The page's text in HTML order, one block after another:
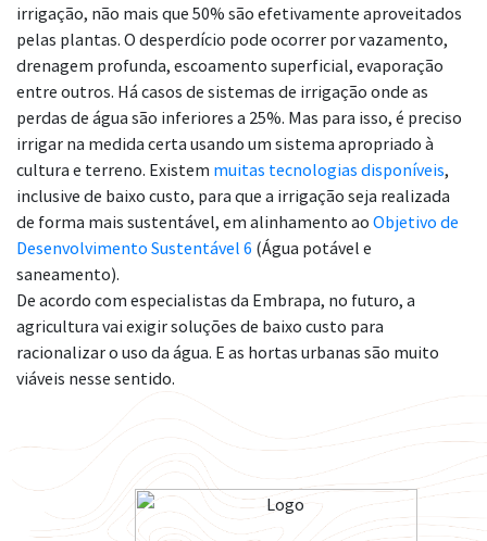
irrigação, não mais que 50% são efetivamente aproveitados
pelas plantas. O desperdício pode ocorrer por vazamento,
drenagem profunda, escoamento superficial, evaporação
entre outros. Há casos de sistemas de irrigação onde as
perdas de água são inferiores a 25%. Mas para isso, é preciso
irrigar na medida certa usando um sistema apropriado à
cultura e terreno. Existem muitas tecnologias disponíveis,
inclusive de baixo custo, para que a irrigação seja realizada
de forma mais sustentável, em alinhamento ao Objetivo de
Desenvolvimento Sustentável 6 (Água potável e
saneamento).
De acordo com especialistas da Embrapa, no futuro, a
agricultura vai exigir soluções de baixo custo para
racionalizar o uso da água. E as hortas urbanas são muito
viáveis nesse sentido.